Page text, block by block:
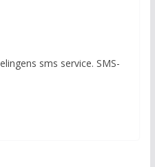
sms service. SMS-